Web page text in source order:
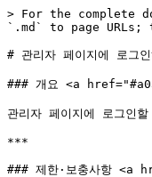
> For the complete
`.md` to page
# 관리자 페이지에 로그
### 개요 <a
관리자 페이지에 로그
***
### 제한·보충사항